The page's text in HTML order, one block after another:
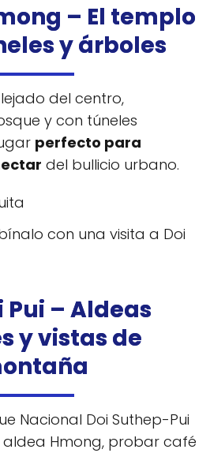
– El templo
y árboles
del centro,
y con túneles
perfecto para
del bullicio urbano.
con una visita a Doi
Pui – Aldeas
y vistas de
Nacional Doi Suthep-Pui
aldea Hmong, probar café